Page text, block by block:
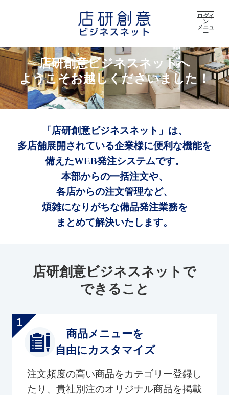
ログイ
ン
メニュ
ー
店研創意ビジネスネットへ
ようこそお越しくださいました！
「店研創意ビジネスネット」は、
多店舗展開されている企業様に便利な機能を
備えたWEB発注システムです。
本部からの一括注文や、
各店からの注文管理など、
煩雑になりがちな備品発注業務を
まとめて解決いたします。
店研創意ビジネスネットで
できること
商品メニューを
自由にカスタマイズ
注文頻度の高い商品をカテゴリー登録し
たり、貴社別注のオリジナル商品を掲載